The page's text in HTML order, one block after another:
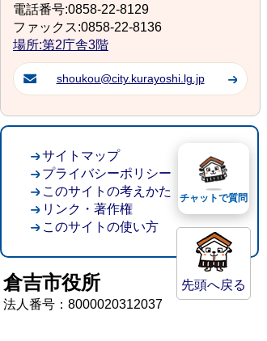
電話番号:0858-22-8129
ファックス:0858-22-8136
場所:第2庁舎3階
shoukou@city.kurayoshi.lg.jp
先頭へ戻る
サイトマップ
プライバシーポリシー
このサイトの考えかた
リンク・著作権
このサイトの使い方
倉吉市役所
法人番号：8000020312037
チャットで質問